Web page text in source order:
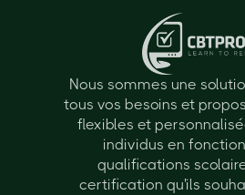
Nous sommes une
tous vos besoins et
flexibles et
individus en
qualifications
certification qu'ils